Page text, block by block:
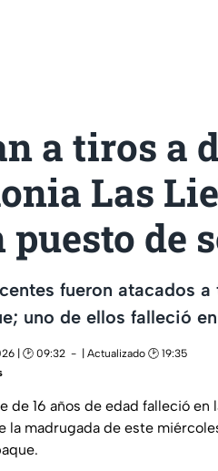
a tiros a
Las
puesto de
fueron atacados
uno de ellos falleció
| 🕑 09:32
| Actualizado 🕑 19:35
de 16 años de edad falleció en
la madrugada de este